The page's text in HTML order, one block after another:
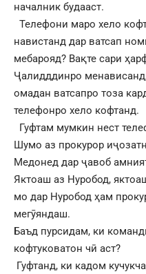
началник будааст.
Телефони маро хело
навистанд дар ватсап
мебарояд? Вақте сари
Ҷалидддинро
омадан ватсапро тоза
телефонро хело кофтанд.
Гуфтам мумкин нест
Шумо аз прокурор
Медонед дар ҷавоб
Яктоаш аз Нуробод,
мо дар Нуробод ҳам
мегӯяндаш.
Баъд пурсидам, ки
кофтуковатон чӣ аст?
Гуфтанд, ки кадом